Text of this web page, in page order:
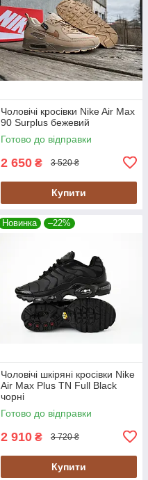
Чоловічі кросівки Nike Air Max
90 Surplus бежевий
Готово до відправки
2 650 ₴ 3 520 ₴
Купити
Новинка –22%
Чоловічі шкіряні кросівки Nike
Air Max Plus TN Full Black
чорні
Готово до відправки
2 910 ₴ 3 720 ₴
Купити